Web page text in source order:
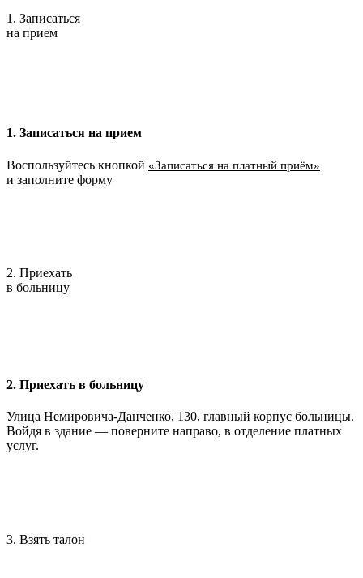
1. Записаться
на прием
1. Записаться на прием
Воспользуйтесь кнопкой «Записаться на платный приём»
и заполните форму
2. Приехать
в больницу
2. Приехать в больницу
Улица Немировича-Данченко, 130, главный корпус больницы.
Войдя в здание — поверните направо, в отделение платных
услуг.
3. Взять талон